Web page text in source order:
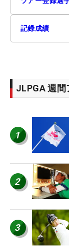
記録成績
JLPGA 週
1
2
3